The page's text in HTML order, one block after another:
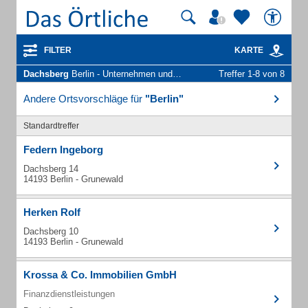
FILTER KARTE
Dachsberg Berlin - Unternehmen und Personen Treffer 1-8 von 8
Andere Ortsvorschläge für "Berlin"
Standardtreffer
Federn Ingeborg
Dachsberg 14
14193 Berlin - Grunewald
Herken Rolf
Dachsberg 10
14193 Berlin - Grunewald
Krossa & Co. Immobilien GmbH
Finanzdienstleistungen